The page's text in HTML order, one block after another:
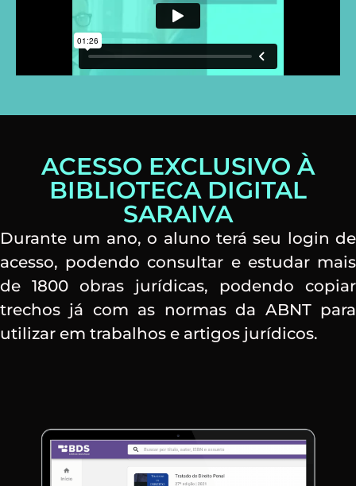
ACESSO EXCLUSIVO À
BIBLIOTECA DIGITAL
SARAIVA
Durante um ano, o aluno terá seu login de
acesso, podendo consultar e estudar mais
de 1800 obras jurídicas, podendo copiar
trechos já com as normas da ABNT para
utilizar em trabalhos e artigos jurídicos.